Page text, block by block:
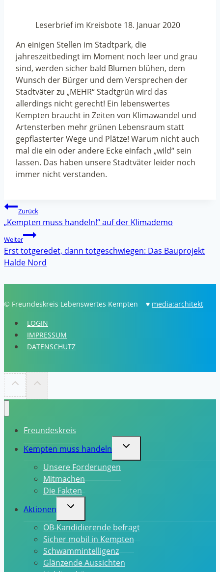
Leserbrief im Kreisbote 18. Januar 2020
An einigen Stellen im Stadtpark, die
jahreszeitbedingt im Moment noch leer und grau
sind, werden sicher bald Blumen blühen, dem
Wunsch der Bürger und dem Versprechen der
Stadtväter zu „MEHR“ Stadtgrün wird das
allerdings nicht gerecht! Ein lebenswertes
Kempten braucht in Zeiten von Klimawandel und
Artensterben mehr grünen Lebensraum statt
gepflasterter Wege und Plätze! Warum nicht auch
mal die ein oder andere Ecke einfach „wild“ sein
lassen. Das haben unsere Stadtväter leider noch
immer nicht verstanden.
Beitragsnavigation
Zurück
„Kempten muss handeln!“ auf der Klimademo
Weiter
Erst totgeredet, dann totgeschwiegen: Das Bauprojekt
Halde Nord
© Freundeskreis Lebenswertes Kempten ♥ media:architekt
LOGIN
IMPRESSUM
DATENSCHUTZ
Freundeskreis
Kempten muss handeln
Untermenü
umschalten
Unsere Forderungen
Mitmachen
Die Fakten
Aktionen
Untermenü
umschalten
OB-Kandidierende befragt
Sicher mobil in Kempten
Schwammintelligenz
Glänzende Aussichten